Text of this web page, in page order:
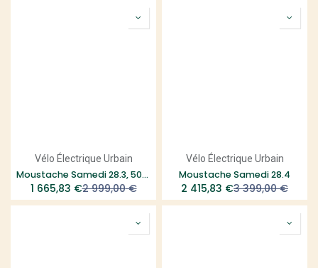
Vélo Électrique Urbain
Moustache Samedi 28.3, 500Wh - taille M
1 665,83 €2 999,00€
Vélo Électrique Urbain
Moustache Samedi 28.4
2 415,83 €3 399,00€